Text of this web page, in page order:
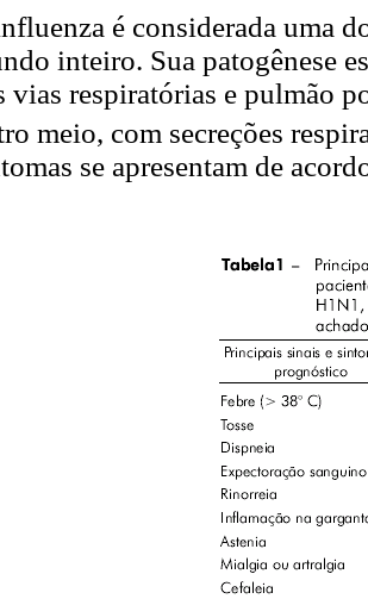
é considerada uma
inteiro. Sua patogênese
vias respiratórias e pulmão
meio, com secreções
se apresentam de